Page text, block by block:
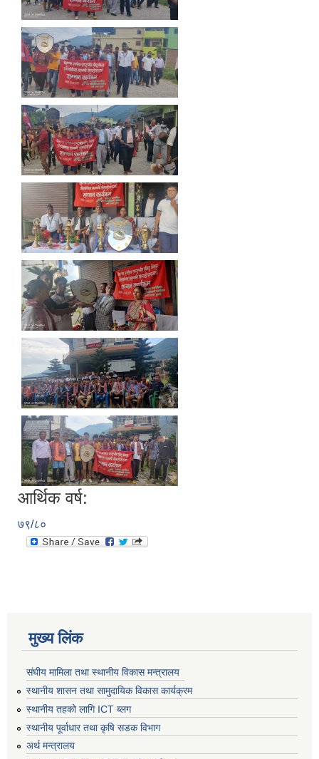
आर्थिक वर्ष:
७९/८०
मुख्य लिंक
संघीय मामिला तथा स्थानीय विकास मन्त्रालय
स्थानीय शासन तथा सामुदायिक विकास कार्यक्रम
स्थानीय तहको लागि ICT ब्लग
स्थानीय पूर्वाधार तथा कृषि सडक विभाग
अर्थ मन्त्रालय